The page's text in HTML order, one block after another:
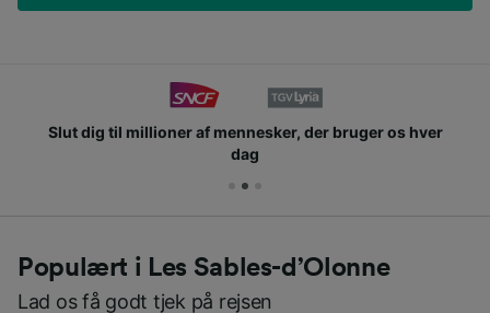
Slut dig til millioner af mennesker, der bruger os hver
dag
Populært i Les Sables-d’Olonne
Lad os få godt tjek på rejsen